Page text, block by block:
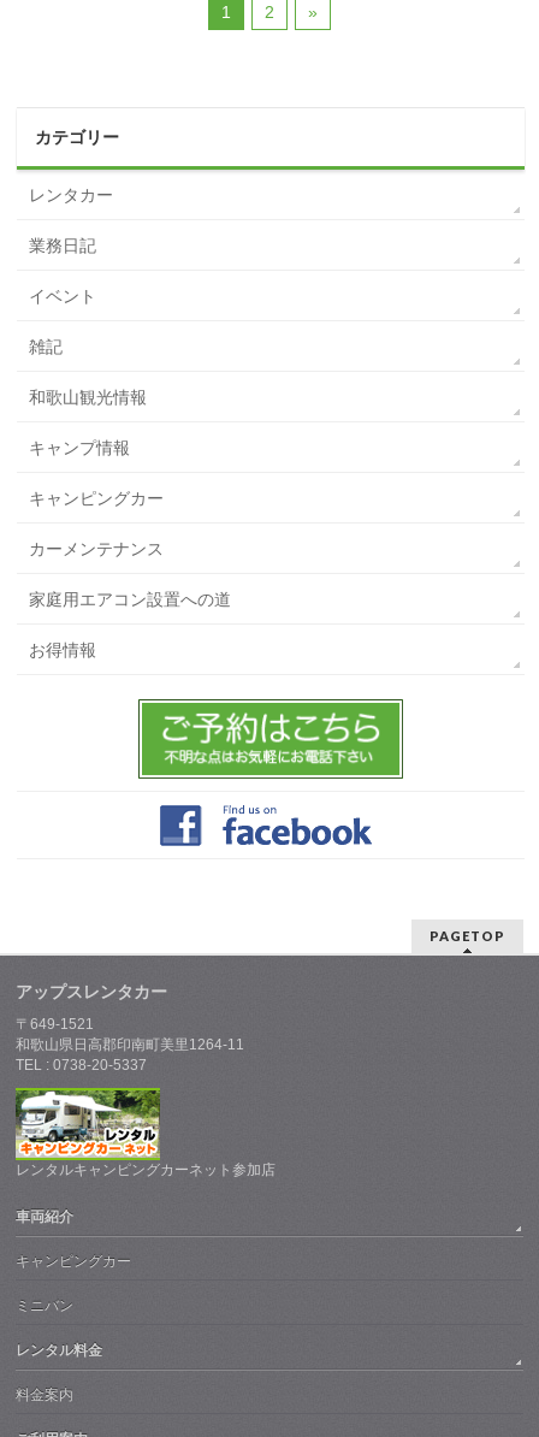
1 2 »
カテゴリー
レンタカー
業務日記
イベント
雑記
和歌山観光情報
キャンプ情報
キャンピングカー
カーメンテナンス
家庭用エアコン設置への道
お得情報
PAGETOP
アップスレンタカー
〒649-1521
和歌山県日高郡印南町美里1264-11
TEL : 0738-20-5337
レンタルキャンピングカーネット参加店
車両紹介
キャンピングカー
ミニバン
レンタル料金
料金案内